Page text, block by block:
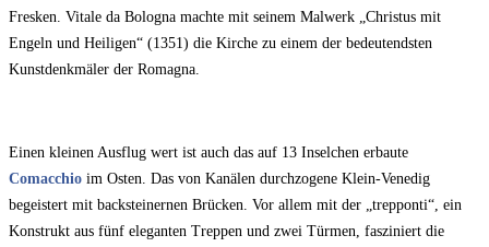
Fresken. Vitale da Bologna machte mit seinem Malwerk „Christus mit
Engeln und Heiligen“ (1351) die Kirche zu einem der bedeutendsten
Kunstdenkmäler der Romagna.
Einen kleinen Ausflug wert ist auch das auf 13 Inselchen erbaute
Comacchio im Osten. Das von Kanälen durchzogene Klein-Venedig
begeistert mit backsteinernen Brücken. Vor allem mit der „trepponti“, ein
Konstrukt aus fünf eleganten Treppen und zwei Türmen, fasziniert die